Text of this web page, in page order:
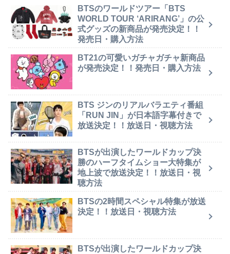
BTSのワールドツアー「BTS
WORLD TOUR ‘ARIRANG’」の公
式グッズの新商品が発売決定！！
発売日・購入方法
BT21の可愛いガチャガチャ新商品
が発売決定！！発売日・購入方法
BTS ジンのリアルバラエティ番組
「RUN JIN」が日本語字幕付きで
放送決定！！放送日・視聴方法
BTSが出演したワールドカップ決
勝のハーフタイムショー大特集が
地上波で放送決定！！放送日・視
聴方法
BTSの2時間スペシャル特集が放送
決定！！放送日・視聴方法
BTSが出演したワールドカップ決